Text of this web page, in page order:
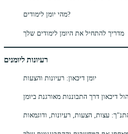
מהי יומן לימודים?
מדריך להתחיל את היומן לימודים שלך
רעיונות ליומנים
יומן דיכאון: רעיונות והצעות
עצות, הצעות, רעיונות, ודוגמאות